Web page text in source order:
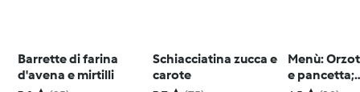
Barrette di farina
d'avena e mirtilli
Schiacciatina zucca e
carote
Menù:
e pancetta;